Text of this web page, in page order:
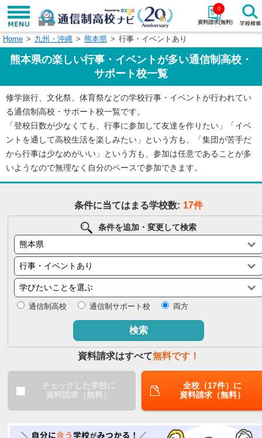
資料請求(無料)
0
学校名で探す
エリアから探す 特徴から探す
エリアを選択して探す
関東 北海道・東北
東海 北陸・甲信越
中国
四国
閉じる
Home 九州・沖縄 熊本県 行事・イベントあり
熊本県の楽しい行事・イベントが多い通信制高校・
サポート校一覧
修学旅行、文化祭、体育祭などの学校行事・イベントが行われてい
る通信制高校・サポート校一覧です。
「登校日数が少なくても、行事に参加して友達を作りたい」「イベ
ントを通して高校生活を楽しみたい」という方も、「集団が苦手だ
から行事は少なめがいい」という方も、参加は任意であることが多
いようなので無理なく自分のペースで参加できます。
条件に当てはまる学校数: 17件
条件を追加・変更して検索
通信制高校 通信制サポート校 両方
検索
資料請求はすべて無料です！
チェックした学校に
資料請求（無料）
全校（17件）に
資料請求（無料）